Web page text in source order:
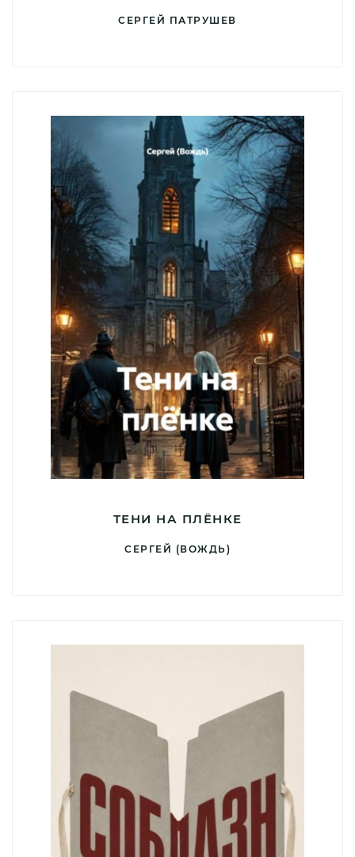
СЕРГЕЙ ПАТРУШЕВ
ТЕНИ НА ПЛЁНКЕ
СЕРГЕЙ (ВОЖДЬ)